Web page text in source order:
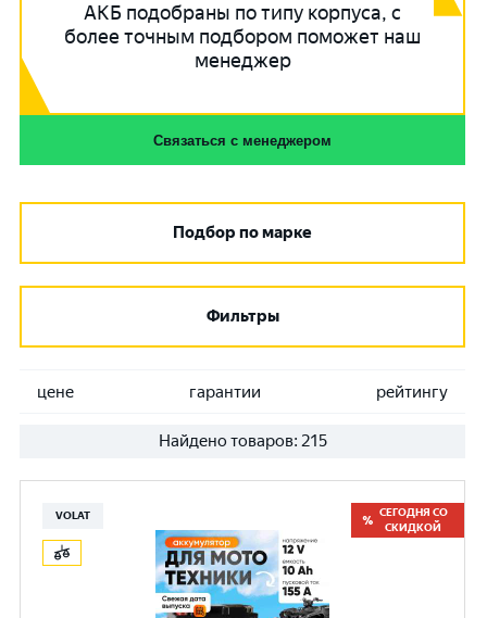
АКБ подобраны по типу корпуса, с
более точным подбором поможет наш
менеджер
Связаться с менеджером
Подбор по марке
Фильтры
цене гарантии рейтингу
Найдено товаров: 215
VOLAT
СЕГОДНЯ СО
СКИДКОЙ